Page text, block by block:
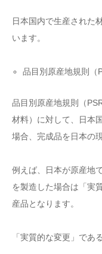
日本国内で生産された
います。
品目別原産地規則（
品目別原産地規則（
材料）に対して、日本
場合、完成品を日本の
例えば、日本が原産地
を製造した場合は「実
産品となります。
「実質的な変更」であ